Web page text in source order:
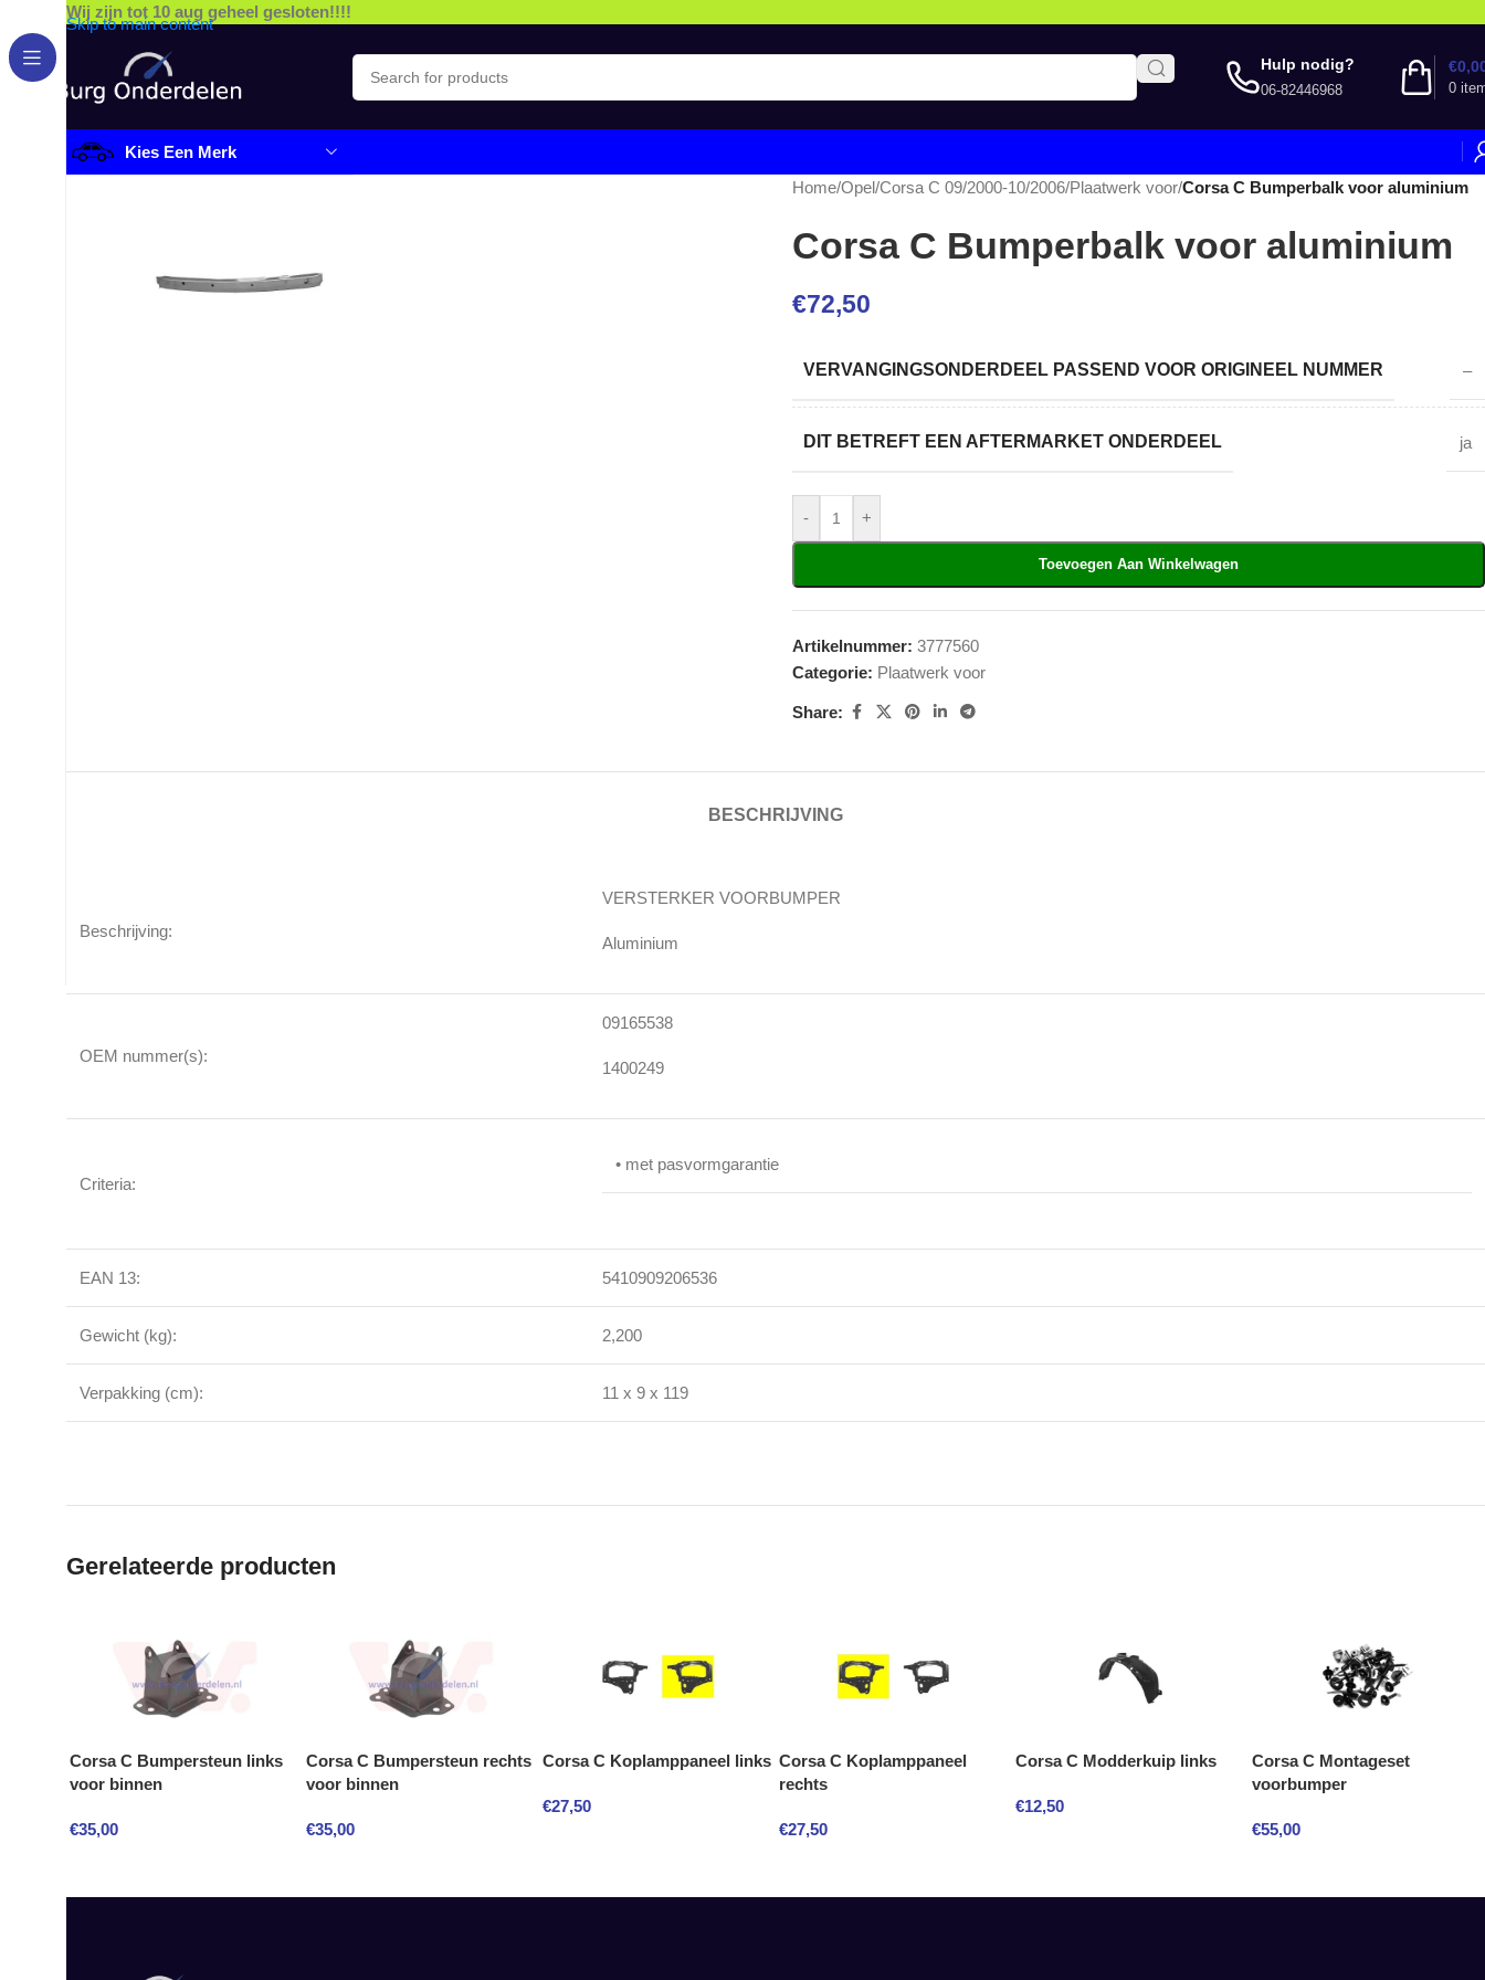
Skip to main content
Wij zijn tot 10 aug geheel gesloten!!!!
Hulp nodig?
06-82446968 0
€
Kies Een Merk
Home/Opel/Corsa C 09/2000-10/2006/Plaatwerk voor/Corsa C Bumperbalk voor aluminium
Corsa C Bumperbalk voor aluminium
€72,50
VERVANGINGSONDERDEEL PASSEND VOOR ORIGINEEL NUMMER –
DIT BETREFT EEN AFTERMARKET ONDERDEEL ja
- +
Toevoegen Aan Winkelwagen
Artikelnummer: 3777560
Categorie: Plaatwerk voor
Share:
BESCHRIJVING
Beschrijving:
VERSTERKER VOORBUMPER
Aluminium
OEM nummer(s):
09165538
1400249
Criteria:
• met pasvormgarantie
EAN 13: 5410909206536
Gewicht (kg): 2,200
Verpakking (cm): 11 x 9 x 119
Gerelateerde producten
Corsa C Bumpersteun links
voor binnen
€35,00
Corsa C Bumpersteun rechts
voor binnen
€35,00
Corsa C Koplamppaneel links
€27,50
Corsa C Koplamppaneel
rechts
€27,50
Corsa C Modderkuip links
€12,50
Corsa C Montageset
voorbumper
€55,00